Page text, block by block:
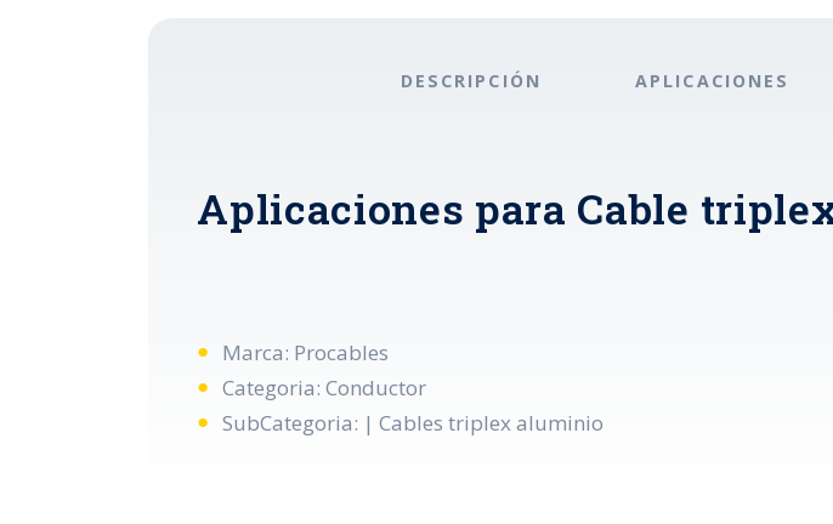
DESCRIPCIÓN APLICACIONES
Aplicaciones para Cable
Marca: Procables
Categoria: Conductor
SubCategoria: | Cables triplex aluminio